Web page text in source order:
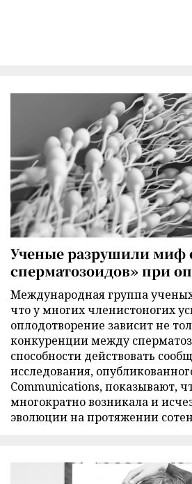
Ученые разрушили миф
сперматозоидов» при
Международная группа
что у многих членистоногих
оплодотворение зависит не
конкуренции между
способности действовать
исследования,
Communications, показывают,
многократно возникала и
эволюции на протяжении